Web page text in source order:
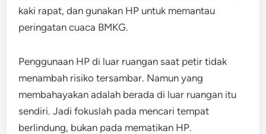
kaki rapat, dan gunakan HP untuk memantau
peringatan cuaca BMKG.
Penggunaan HP di luar ruangan saat petir tidak
menambah risiko tersambar. Namun yang
membahayakan adalah berada di luar ruangan itu
sendiri. Jadi fokuslah pada mencari tempat
berlindung, bukan pada mematikan HP.